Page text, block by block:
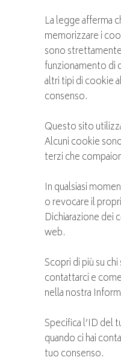
La legge afferma
memorizzare i
sono
funzionamento di
altri tipi di cookie
consenso.
Questo sito
Alcuni cookie
terzi che
In qualsiasi
o revocare il
Dichiarazione dei
web.
Scopri di più su
contattarci e
nella nostra
Specifica l’ID del
quando ci hai
tuo consenso.